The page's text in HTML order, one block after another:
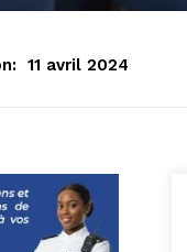
11 avril 2024